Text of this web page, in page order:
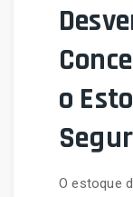
o
O estoque